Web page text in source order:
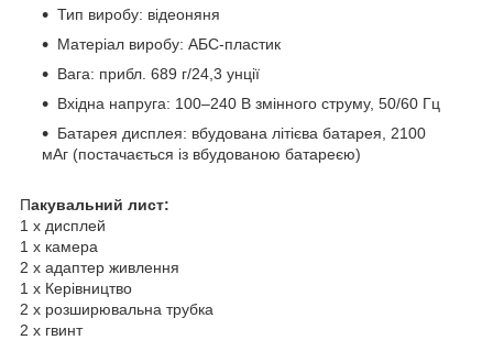
Тип виробу: відеоняня
Матеріал виробу: АБС-пластик
Вага: прибл. 689 г/24,3 унції
Вхідна напруга: 100–240 В змінного струму, 50/60 Гц
Батарея дисплея: вбудована літієва батарея, 2100
мАг (постачається із вбудованою батареєю)
Пакувальний лист:
1 х дисплей
1 х камера
2 х адаптер живлення
1 х Керівництво
2 х розширювальна трубка
2 х гвинт